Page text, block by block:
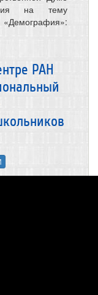
на тему
«Демография»:
РАН